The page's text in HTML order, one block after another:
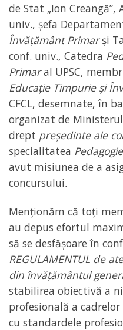
de Stat „Ion Creangă”,
univ., șefa
Învățământ Primarși
conf. univ., Catedra
Primaral UPSC,
Educație Timpurie și
CFCL, desemnate, în
organizat de
drept președinte ale
specialitatea
avut misiunea de a
concursului.
Menționăm că toți
au depus efortul
să se desfășoare în
REGULAMENTUL de
din învăţământul
stabilirea obiectivă a
profesională a
cu standardele